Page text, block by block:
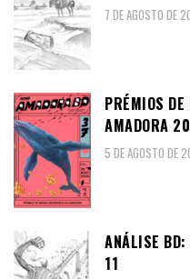
7 DE AGOSTO DE
PRÉMIOS DE
AMADORA
5 DE AGOSTO DE
ANÁLISE BD:
11